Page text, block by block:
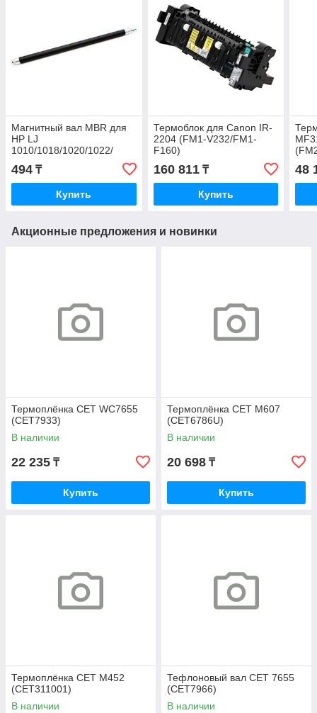
Магнитный вал MBR для
HP LJ
1010/1018/1020/1022/
3020/3030/3050/3052/3055/Canon
MF-4018/4120/4140/4150/
494 ₸
Купить
Термоблок для Canon IR-
2204 (FM1-V232/FM1-
F160)
160 811₸
Купить
48
Акционные предложения и новинки
Термоплёнка CET WC7655
(CET7933)
В наличии
22 235 ₸
Купить
Термоплёнка CET M607
(CET6786U)
В наличии
20 698 ₸
Купить
Термоплёнка CET M452
(CET311001)
В наличии
Тефлоновый вал CET 7655
(CET7966)
В наличии